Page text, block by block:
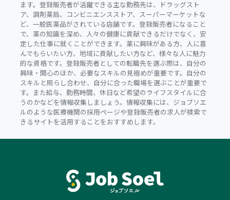
ます。登録販売者が活躍できる主な勤務先は、ドラッグスト
ア、調剤薬局、コンビニエンスストア、スーパーマーケットな
ど、一般医薬品がされている店舗です。登録販売者になること
で、薬の知識を深め、人々の健康に貢献できるだけでなく、安
定した仕事に就くことができます。薬に興味がある方、人に喜
んでもらいたい方、地域に貢献したい方など、様々な人に魅力
的な資格です。登録販売者としての転職先を選ぶ際は、自分の
興味・関心のほか、必要なスキルの見極めが重要です。自分の
スキルと照らし合わせ、自分に合った職場を選ぶことが重要で
す。また給与、勤務時間、休日など希望のライフスタイルに合
うのかなどを情報収集しましょう。情報収集には、ジョブソエ
ルのような医療機関の採用ページや登録販売者の求人が検索で
きるサイトを活用することをおすすめします。